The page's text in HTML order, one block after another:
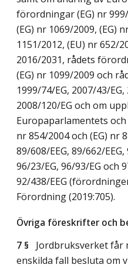
förordningar (EG) nr
(EG) nr 1069/2009, (EG)
1151/2012, (EU) nr 652/
2016/2031, rådets
(EG) nr 1099/2009 och
1999/74/EG, 2007/43/
2008/120/EG och om
Europaparlamentets
nr 854/2004 och (EG) nr
89/608/EEG, 89/662/
96/23/EG, 96/93/EG och
92/438/EEG
Förordning (2019:705).
Övriga föreskrifter och
7 § Jordbruksverket får
enskilda fall besluta om